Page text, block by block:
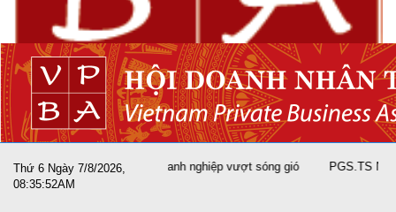
Thứ 6 Ngày 7/8/2026,
08:35:53AM
nước sát cánh cùng doanh nghiệp vượt sóng gió PGS.TS Nguyễn